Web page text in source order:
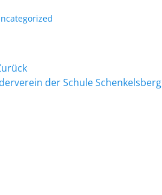
der Schule Schenkelsberg